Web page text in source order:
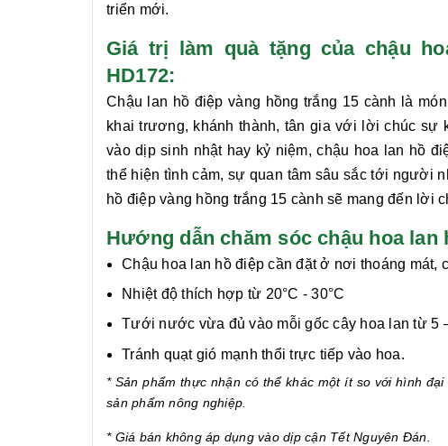
triển mới.
Giá trị làm quà tặng của chậu
HD172:
Chậu lan hồ điệp vàng hồng trắng 15 cành là
khai trương, khánh thành, tân gia với lời chúc sự
vào dịp sinh nhật hay kỷ niệm, chậu hoa
lan hồ
thể hiện tình cảm, sự quan tâm sâu sắc tới người
hồ điệp vàng hồng trắng 15 cành sẽ mang đến lời
Hướng dẫn chăm sóc chậu hoa lan
Chậu hoa lan hồ điệp cần đặt ở nơi thoáng mát,
Nhiệt độ thích hợp từ 20°C - 30°C
Tưới nước vừa đủ vào mỗi gốc cây hoa lan từ 5
Tránh quạt gió mạnh thổi trực tiếp vào hoa.
* Sản phẩm thực nhận có thể khác một ít so với hình
sản phẩm nông nghiệp.
* Giá bán không áp dụng vào dịp cận Tết Nguyên Đán.